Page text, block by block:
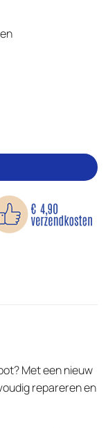
aantal
Met een nieuw
repareren en